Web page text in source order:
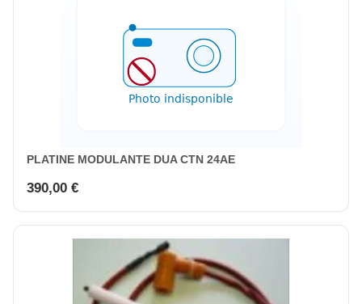
PLATINE MODULANTE DUA CTN 24AE
390,00 €